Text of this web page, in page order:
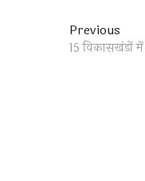
Post
Previous
15 विकासखंडों